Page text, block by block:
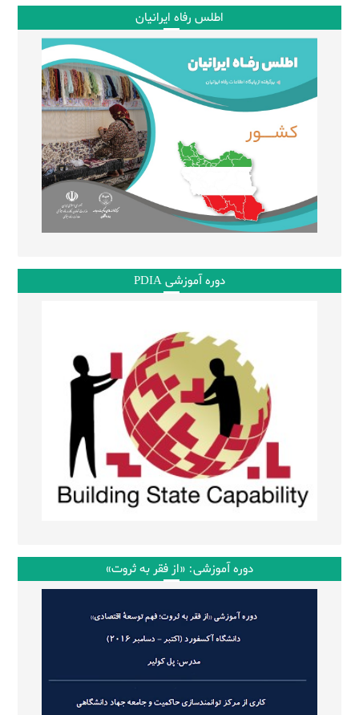
اطلس رفاه ایرانیان
دوره آموزشی PDIA
دوره آموزشی: «از فقر به ثروت»